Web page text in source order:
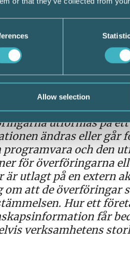
Allow selection
metoder och
tydliggörs det att det
såväl de tekniska
utformas på
ändras eller går
och den
för överföringarna
utlagt på en extern
att de överföringar
Hur ett
får
verksamhetens